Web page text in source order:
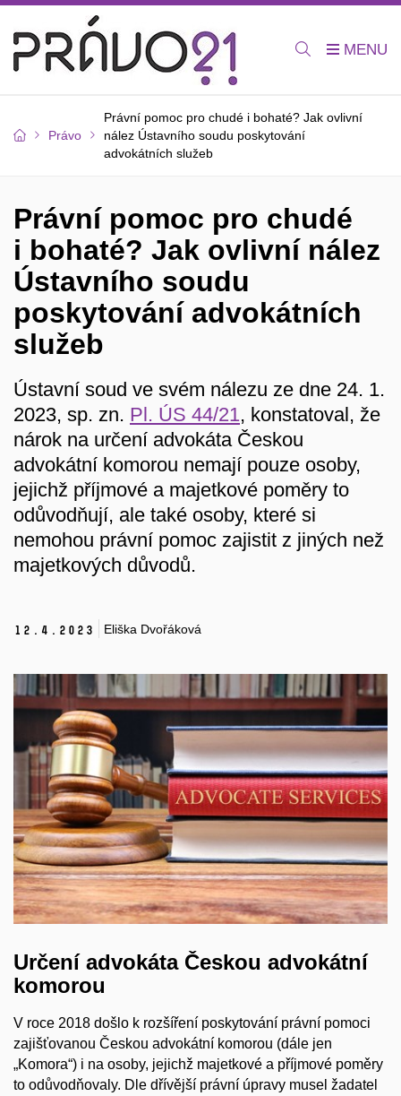
Právo
Právní pomoc pro chudé i bohaté? Jak ovlivní
nález Ústavního soudu poskytování
advokátních služeb
Právní pomoc pro chudé
i bohaté? Jak ovlivní nález
Ústavního soudu
poskytování advokátních
služeb
Ústavní soud ve svém nálezu ze dne 24. 1.
2023, sp. zn. Pl. ÚS 44/21, konstatoval, že
nárok na určení advokáta Českou
advokátní komorou nemají pouze osoby,
jejichž příjmové a majetkové poměry to
odůvodňují, ale také osoby, které si
nemohou právní pomoc zajistit z jiných než
majetkových důvodů.
12. 4. 2023 Eliška Dvořáková
Určení advokáta Českou advokátní
komorou
V roce 2018 došlo k rozšíření poskytování právní pomoci
zajišťovanou Českou advokátní komorou (dále jen
„Komora“) i na osoby, jejichž majetkové a příjmové poměry
to odůvodňovaly. Dle dřívější právní úpravy musel žadatel